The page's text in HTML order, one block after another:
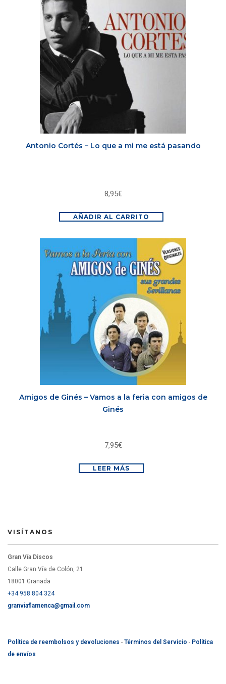
Antonio Cortés – Lo que a mi me está pasando
8,95€
AÑADIR AL CARRITO
Amigos de Ginés – Vamos a la feria con amigos de
Ginés
7,95€
LEER MÁS
VISÍTANOS
Gran Vía Discos
Calle Gran Vía de Colón, 21
18001 Granada
+34 958 804 324
granviaflamenca@gmail.com
Política de reembolsos y devoluciones - Términos del Servicio - Política
de envíos